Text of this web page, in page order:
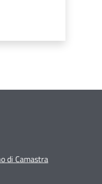
di Camastra